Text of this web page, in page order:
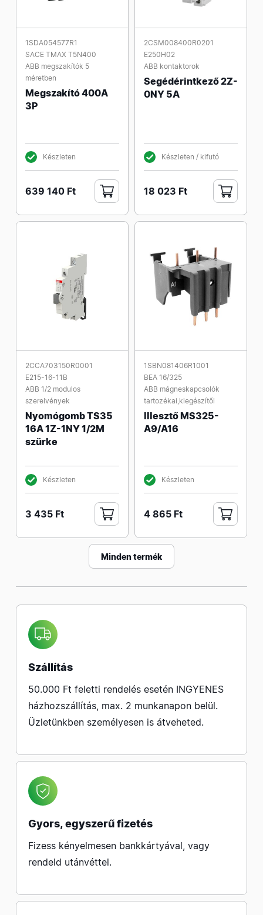
1SDA054577R1
SACE TMAX T5N400
ABB megszakítók 5
méretben
Megszakító 400A
3P
Készleten
639 140 Ft
2CSM008400R0201
E250H02
ABB kontaktorok
Segédérintkező 2Z-
0NY 5A
Készleten / kifutó
18 023 Ft
2CCA703150R0001
E215-16-11B
ABB 1/2 modulos
szerelvények
Nyomógomb TS35
16A 1Z-1NY 1/2M
szürke
Készleten
3 435 Ft
1SBN081406R1001
BEA 16/325
ABB mágneskapcsolók
tartozékai,kiegészítői
Illesztő MS325-
A9/A16
Készleten
4 865 Ft
Minden termék
Szállítás
50.000 Ft feletti rendelés esetén INGYENES
házhozszállítás, max. 2 munkanapon belül.
Üzletünkben személyesen is átveheted.
Gyors, egyszerű fizetés
Fizess kényelmesen bankkártyával, vagy
rendeld utánvéttel.